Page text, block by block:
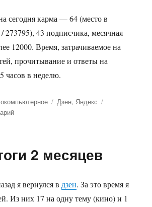
сегодня карма — 64 (место в
273795), 43 подписчика, месячная
12000. Время, затрачиваемое на
прочитывание и ответы на
часов в неделю.
Метки
Дзен, Яндекс
Дзен
мая
2 месяцев
я вернулся в дзен. За это время я
Из них 17 на одну тему (кино) и 1